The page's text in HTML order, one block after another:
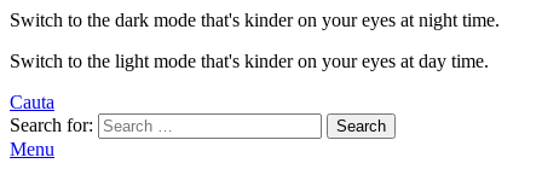
Switch to the dark mode that's kinder on your eyes at night time.
Switch to the light mode that's kinder on your eyes at day time.
Cauta
Search for:
Search
Menu